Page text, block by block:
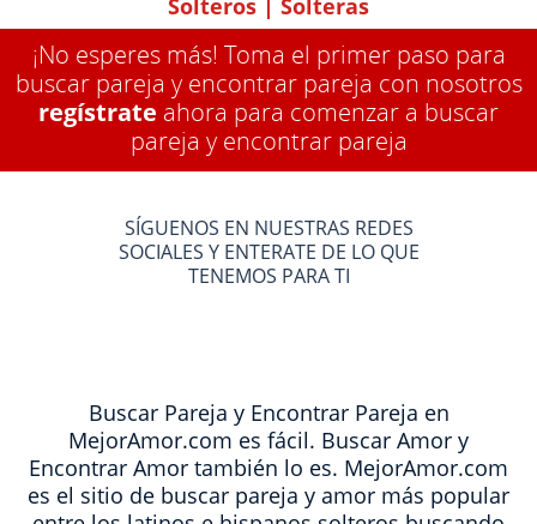
Solteros | Solteras
¡No esperes más! Toma el primer paso para
buscar pareja y encontrar pareja con nosotros
regístrate ahora para comenzar a buscar
pareja y encontrar pareja
SÍGUENOS EN NUESTRAS REDES
SOCIALES Y ENTERATE DE LO QUE
TENEMOS PARA TI
Buscar Pareja y Encontrar Pareja en
MejorAmor.com es fácil. Buscar Amor y
Encontrar Amor también lo es. MejorAmor.com
es el sitio de buscar pareja y amor más popular